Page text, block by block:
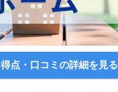
得点・口コミの詳細を見る